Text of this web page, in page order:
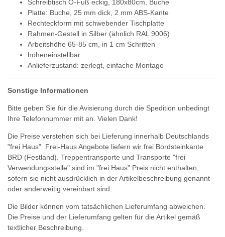
Schreibtisch O-Fuß eckig, 180x80cm, Buche
Platte: Buche, 25 mm dick, 2 mm ABS-Kante
Rechteckform mit schwebender Tischplatte
Rahmen-Gestell in Silber (ähnlich RAL 9006)
Arbeitshöhe 65-85 cm, in 1 cm Schritten
höheneinstellbar
Anlieferzustand: zerlegt, einfache Montage
Sonstige Informationen
Bitte geben Sie für die Avisierung durch die Spedition unbedingt
Ihre Telefonnummer mit an. Vielen Dank!
Die Preise verstehen sich bei Lieferung innerhalb Deutschlands
"frei Haus". Frei-Haus Angebote liefern wir frei Bordsteinkante
BRD (Festland). Treppentransporte und Transporte "frei
Verwendungsstelle" sind im "frei Haus" Preis nicht enthalten,
sofern sie nicht ausdrücklich in der Artikelbeschreibung genannt
oder anderweitig vereinbart sind.
Die Bilder können vom tatsächlichen Lieferumfang abweichen.
Die Preise und der Lieferumfang gelten für die Artikel gemäß
textlicher Beschreibung.